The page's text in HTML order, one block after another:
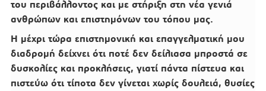
του περιβάλλοντος και με στήριξη στη νέα γενιά
ανθρώπων και επιστημόνων του τόπου μας.
Η μέχρι τώρα επιστημονική και επαγγελματική μου
διαδρομή δείχνει ότι ποτέ δεν δείλιασα μπροστά σε
δυσκολίες και προκλήσεις, γιατί πάντα πίστευα και
πιστεύω ότι τίποτα δεν γίνεται χωρίς δουλειά, θυσίες